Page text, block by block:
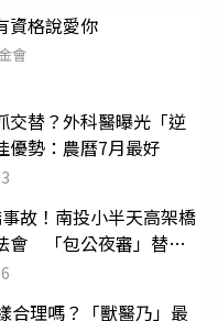
資格說愛你
會
交替？外科醫曝光「逆
優勢：農曆7月最好
故！南投小半天高架橋
會 「包公夜審」替亡
合理嗎？「獸醫乃」最